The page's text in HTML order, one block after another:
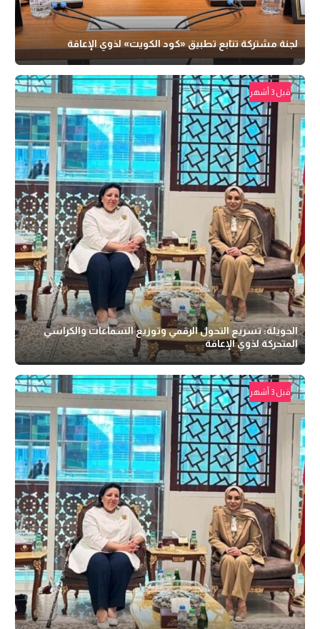
لجنة مشتركة تتابع تطبيق «كود الكويت» لذوي الإعاقة
قبل 3 أشهر
الحويلة: تسريع التحول الرقمي وتوزيع السماعات والكراسي
المتحركة لذوي الإعاقة
قبل 3 أشهر